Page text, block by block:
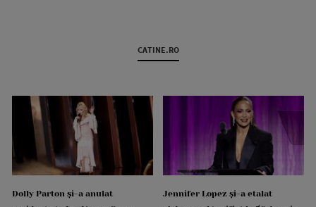
CATINE.RO
Dolly Parton și-a anulat
Jennifer Lopez și-a etalat